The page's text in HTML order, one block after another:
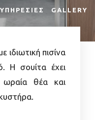
GALLERY
ιδιωτική πισίνα
Η σουίτα έχει
ωραία θέα και